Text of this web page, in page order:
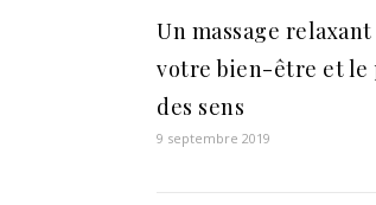
Un massage
votre bien-être et le
des sens
9 septembre 2019